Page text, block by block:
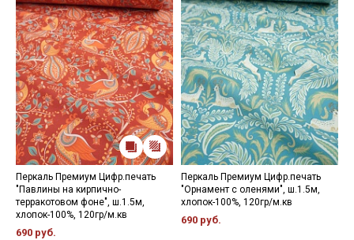
Перкаль Премиум Цифр.печать
"Павлины на кирпично-
терракотовом фоне", ш.1.5м,
хлопок-100%, 120гр/м.кв
690 руб.
Перкаль Премиум Цифр.печать
"Орнамент с оленями", ш.1.5м,
хлопок-100%, 120гр/м.кв
690 руб.